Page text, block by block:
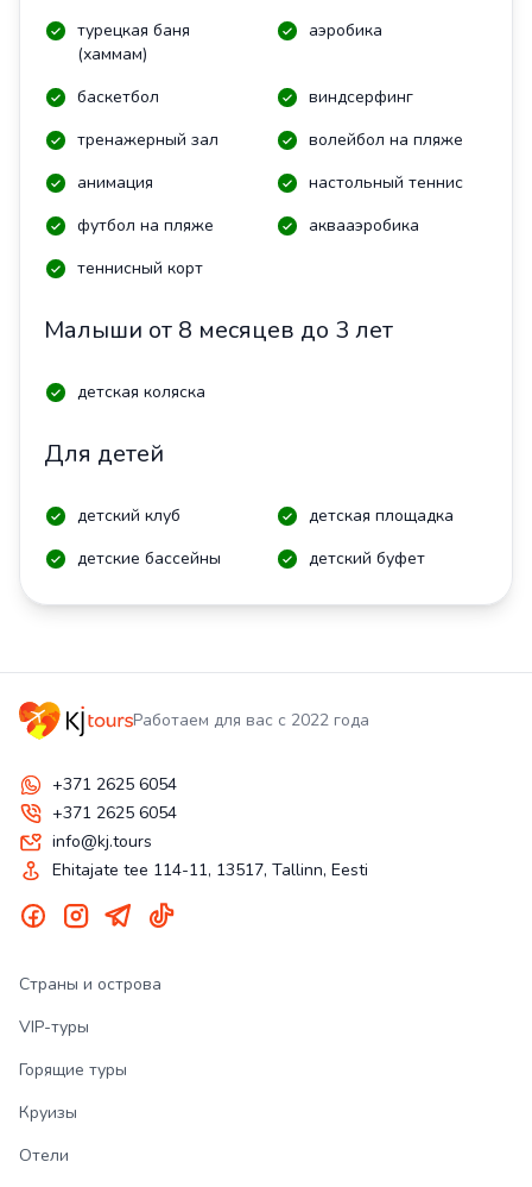
турецкая баня
(хаммам)
аэробика
баскетбол
виндсерфинг
тренажерный зал
волейбол на пляже
анимация
настольный теннис
футбол на пляже
аквааэробика
теннисный корт
Малыши от 8 месяцев до 3 лет
детская коляска
Для детей
детский клуб
детская площадка
детские бассейны
детский буфет
Работаем для вас с 2022 года
+371 2625 6054
+371 2625 6054
info@kj.tours
Ehitajate tee 114-11, 13517, Tallinn, Eesti
Страны и острова
VIP-туры
Горящие туры
Круизы
Отели